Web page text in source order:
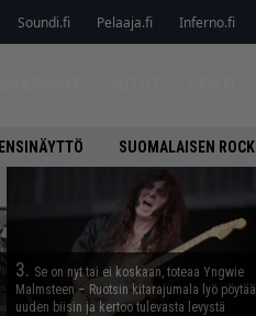
Soundi.fi Pelaaja.fi Inferno.fi
ENSINÄYTTÖ SUOMALAISEN
3. Se on nyt tai ei koskaan, toteaa Yngwie
Malmsteen – Ruotsin kitarajumala lyö
uuden biisin ja kertoo tulevasta levystä